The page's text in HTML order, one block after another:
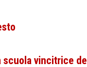
scuola vincitrice del